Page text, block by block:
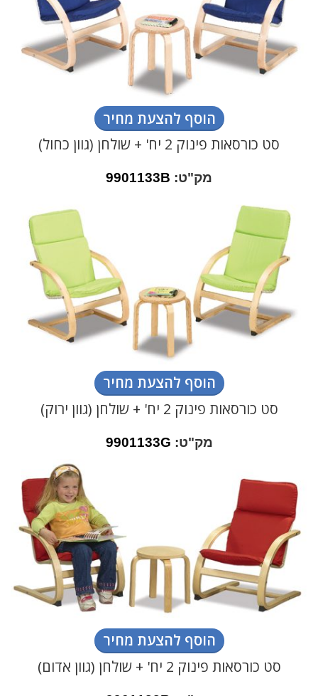
הוסף להצעת מחיר
סט כורסאות פינוק 2 יח' + שולחן (גוון כחול)
מק"ט: 9901133B
הוסף להצעת מחיר
סט כורסאות פינוק 2 יח' + שולחן (גוון ירוק)
מק"ט: 9901133G
הוסף להצעת מחיר
סט כורסאות פינוק 2 יח' + שולחן (גוון אדום)